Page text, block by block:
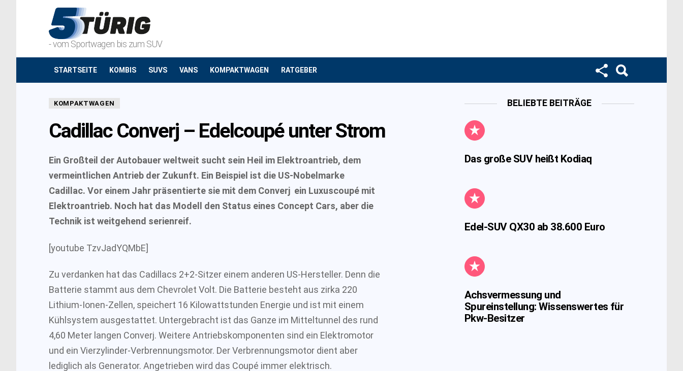
- vom Sportwagen bis zum SUV
STARTSEITE KOMBIS SUVS VANS KOMPAKTWAGEN RATGEBER
KOMPAKTWAGEN
Cadillac Converj – Edelcoupé unter Strom
Ein Großteil der Autobauer weltweit sucht sein Heil im Elektroantrieb, dem
vermeintlichen Antrieb der Zukunft. Ein Beispiel ist die US-Nobelmarke
Cadillac. Vor einem Jahr präsentierte sie mit dem Converj ein Luxuscoupé mit
Elektroantrieb. Noch hat das Modell den Status eines Concept Cars, aber die
Technik ist weitgehend serienreif.
[youtube TzvJadYQMbE]
Zu verdanken hat das Cadillacs 2+2-Sitzer einem anderen US-Hersteller. Denn die
Batterie stammt aus dem Chevrolet Volt. Die Batterie besteht aus zirka 220
Lithium-Ionen-Zellen, speichert 16 Kilowattstunden Energie und ist mit einem
Kühlsystem ausgestattet. Untergebracht ist das Ganze im Mitteltunnel des rund
4,60 Meter langen Converj. Weitere Antriebskomponenten sind ein Elektromotor
und ein Vierzylinder-Verbrennungsmotor. Der Verbrennungsmotor dient aber
lediglich als Generator. Angetrieben wird das Coupé immer elektrisch.
BELIEBTE BEITRÄGE
Das große SUV heißt Kodiaq
Edel-SUV QX30 ab 38.600 Euro
Achsvermessung und
Spureinstellung: Wissenswertes für
Pkw-Besitzer